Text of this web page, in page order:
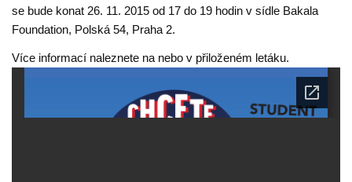
se bude konat 26. 11. 2015 od 17 do 19 hodin v sídle Bakala
Foundation, Polská 54, Praha 2.
Více informací naleznete na nebo v přiloženém letáku.